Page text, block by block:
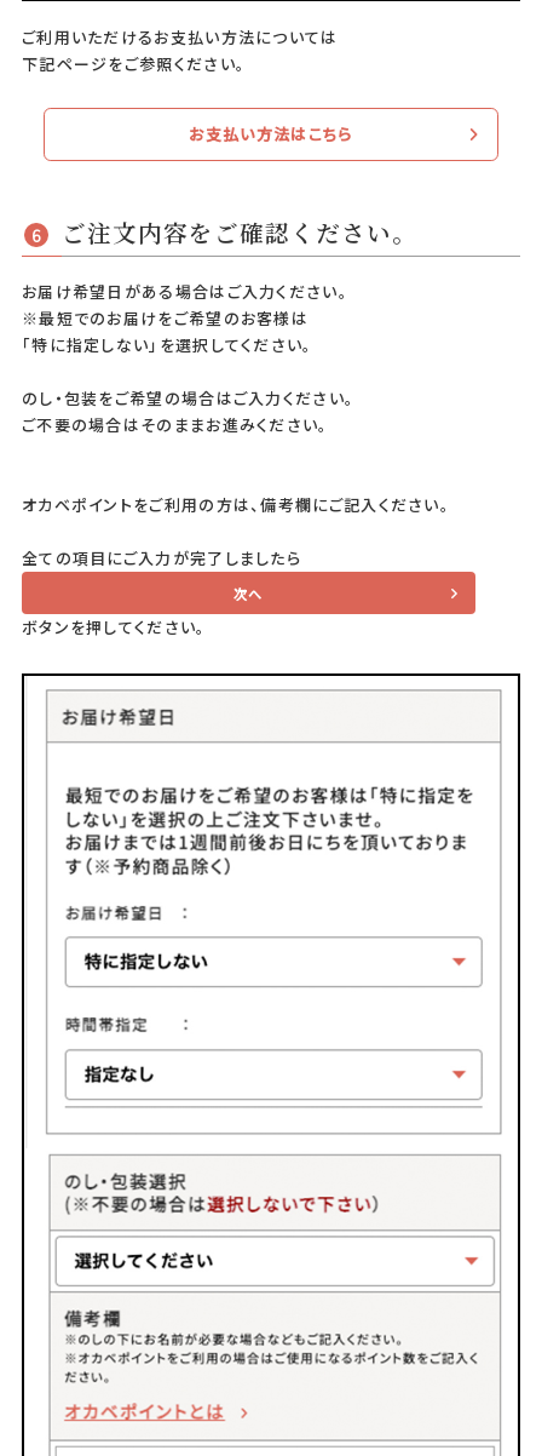
ご利用いただけるお支払い方法については
下記ページをご参照ください。
お支払い方法はこちら
6 ご注文内容をご確認ください。
お届け希望日がある場合はご入力ください。
※最短でのお届けをご希望のお客様は
「特に指定しない」を選択してください。
のし・包装をご希望の場合はご入力ください。
ご不要の場合はそのままお進みください。
オカベポイントをご利用の方は、備考欄にご記入ください。
全ての項目にご入力が完了しましたら
次へ
ボタンを押してください。